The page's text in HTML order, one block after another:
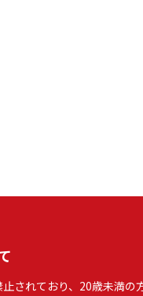
されており、20歳未満の